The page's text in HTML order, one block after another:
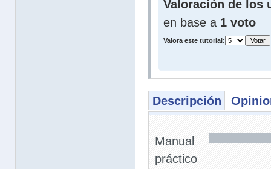
Valoración de los
en base a 1 voto
Valora este tutorial:
Descripción
Manual
práctico